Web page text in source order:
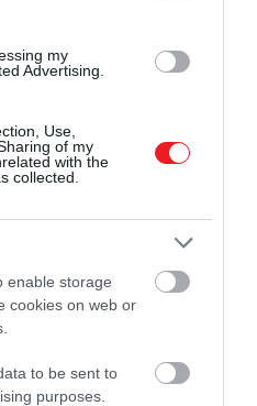
my
Advertising.
Use,
of my
with the
collected.
enable storage
cookies on web or
to be sent to
purposes.
– ha valami késett
volt, az
hogy
így ez az egész
felboríthatta.
ütemterv szerint
ez ne
meg, de ha mégis